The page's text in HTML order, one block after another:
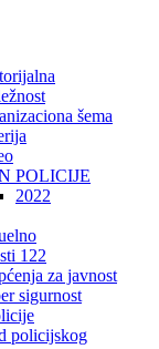
šema
POLICIJE
2022
122
za javnost
sigurnost
policijskog